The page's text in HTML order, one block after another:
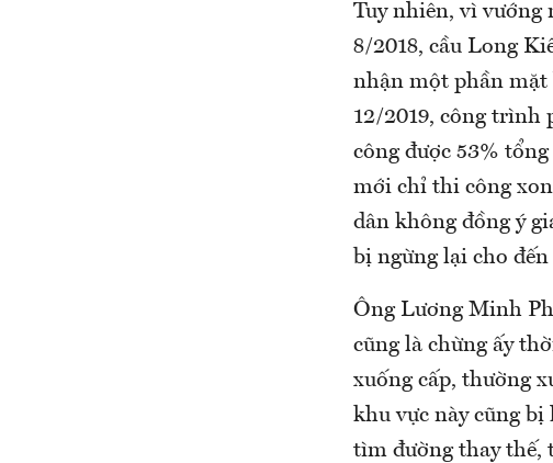
Tuy nhiên, vì vướng
8/2018, cầu Long
nhận một phần mặt
12/2019, công trình
công được 53%
mới chỉ thi công
dân không đồng ý
bị ngừng lại cho đến
Ông Lương Minh
cũng là chừng ấy
xuống cấp, thường
khu vực này cũng bị
tìm đường thay